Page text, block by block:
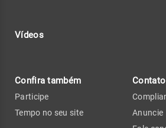
Vídeos
Confira também
Participe
Tempo no seu site
Contato
Anuncie